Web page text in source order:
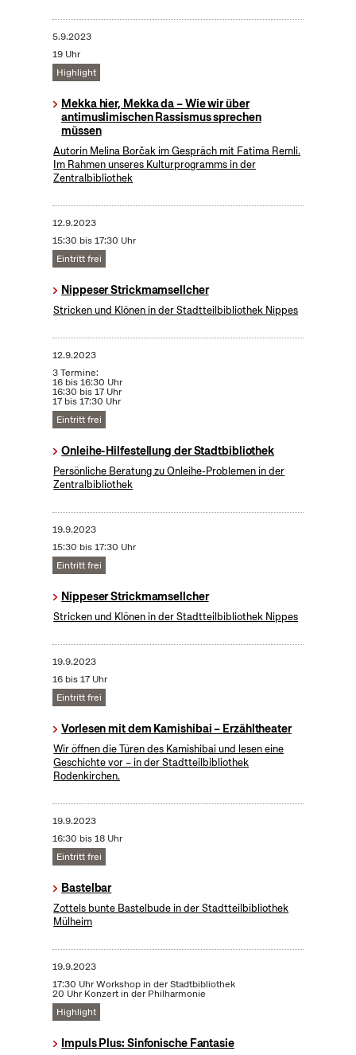
5.9.2023
19 Uhr
Highlight
Mekka hier, Mekka da – Wie wir über
antimuslimischen Rassismus sprechen
müssen
Autorin Melina Borčak im Gespräch mit Fatima Remli.
Im Rahmen unseres Kulturprogramms in der
Zentralbibliothek
12.9.2023
15:30 bis 17:30 Uhr
Eintritt frei
Nippeser Strickmamsellcher
Stricken und Klönen in der Stadtteilbibliothek Nippes
12.9.2023
3 Termine:
16 bis 16:30 Uhr
16:30 bis 17 Uhr
17 bis 17:30 Uhr
Eintritt frei
Onleihe-Hilfestellung der Stadtbibliothek
Persönliche Beratung zu Onleihe-Problemen in der
Zentralbibliothek
19.9.2023
15:30 bis 17:30 Uhr
Eintritt frei
Nippeser Strickmamsellcher
Stricken und Klönen in der Stadtteilbibliothek Nippes
19.9.2023
16 bis 17 Uhr
Eintritt frei
Vorlesen mit dem Kamishibai – Erzähltheater
Wir öffnen die Türen des Kamishibai und lesen eine
Geschichte vor – in der Stadtteilbibliothek
Rodenkirchen.
19.9.2023
16:30 bis 18 Uhr
Eintritt frei
Bastelbar
Zottels bunte Bastelbude in der Stadtteilbibliothek
Mülheim
19.9.2023
17:30 Uhr Workshop in der Stadtbibliothek
20 Uhr Konzert in der Philharmonie
Highlight
Impuls Plus: Sinfonische Fantasie